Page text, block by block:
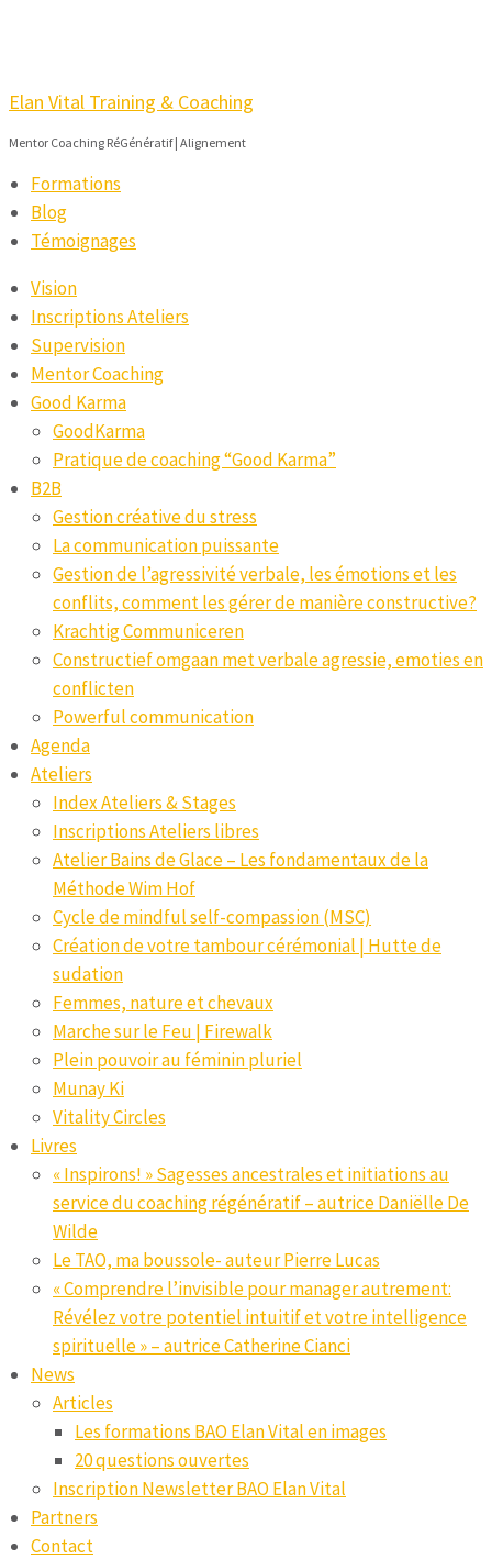
Elan Vital Training & Coaching
Mentor Coaching RéGénératif | Alignement
Formations
Blog
Témoignages
Vision
Inscriptions Ateliers
Supervision
Mentor Coaching
Good Karma
GoodKarma
Pratique de coaching “Good Karma”
B2B
Gestion créative du stress
La communication puissante
Gestion de l’agressivité verbale, les émotions et les
conflits, comment les gérer de manière constructive?
Krachtig Communiceren
Constructief omgaan met verbale agressie, emoties en
conflicten
Powerful communication
Agenda
Ateliers
Index Ateliers & Stages
Inscriptions Ateliers libres
Atelier Bains de Glace – Les fondamentaux de la
Méthode Wim Hof
Cycle de mindful self-compassion (MSC)
Création de votre tambour cérémonial | Hutte de
sudation
Femmes, nature et chevaux
Marche sur le Feu | Firewalk
Plein pouvoir au féminin pluriel
Munay Ki
Vitality Circles
Livres
« Inspirons! » Sagesses ancestrales et initiations au
service du coaching régénératif – autrice Daniëlle De
Wilde
Le TAO, ma boussole- auteur Pierre Lucas
« Comprendre l’invisible pour manager autrement:
Révélez votre potentiel intuitif et votre intelligence
spirituelle » – autrice Catherine Cianci
News
Articles
Les formations BAO Elan Vital en images
20 questions ouvertes
Inscription Newsletter BAO Elan Vital
Partners
Contact